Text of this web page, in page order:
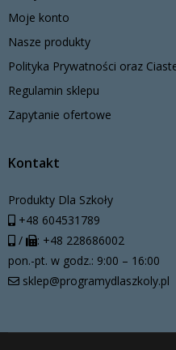
Moje konto
Nasze produkty
Polityka Prywatności oraz
Regulamin sklepu
Zapytanie ofertowe
Kontakt
Produkty Dla Szkoły
+48 604531789
/
: +48 228686002
pon.-pt. w godz.: 9:00 – 16:00
sklep@programydlaszkoly.pl